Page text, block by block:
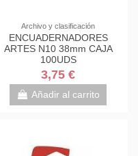
Archivo y clasificación
ENCUADERNADORES
ARTES N10 38mm CAJA
100UDS
3,75 €
Añadir al carrito